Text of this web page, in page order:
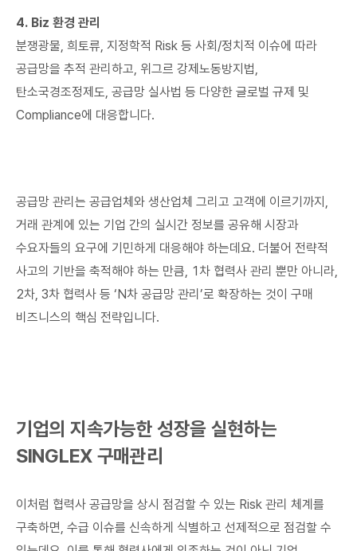
4. Biz 환경 관리
분쟁광물, 희토류, 지정학적 Risk 등 사회/정치적 이슈에 따라
공급망을 추적 관리하고, 위그르 강제노동방지법,
탄소국경조정제도, 공급망 실사법 등 다양한 글로벌 규제 및
Compliance에 대응합니다.
공급망 관리는 공급업체와 생산업체 그리고 고객에 이르기까지,
거래 관계에 있는 기업 간의 실시간 정보를 공유해 시장과
수요자들의 요구에 기민하게 대응해야 하는데요. 더불어 전략적
사고의 기반을 축적해야 하는 만큼, 1차 협력사 관리 뿐만 아니라,
2차, 3차 협력사 등 ‘N차 공급망 관리’로 확장하는 것이 구매
비즈니스의 핵심 전략입니다.
기업의 지속가능한 성장을 실현하는
SINGLEX 구매관리
이처럼 협력사 공급망을 상시 점검할 수 있는 Risk 관리 체계를
구축하면, 수급 이슈를 신속하게 식별하고 선제적으로 점검할 수